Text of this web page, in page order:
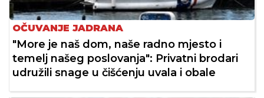
OČUVANJE JADRANA
"More je naš dom, naše radno mjesto i
temelj našeg poslovanja": Privatni brodari
udružili snage u čišćenju uvala i obale